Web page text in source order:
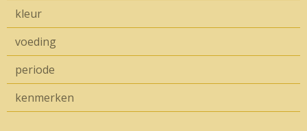
kleur
voeding
periode
kenmerken